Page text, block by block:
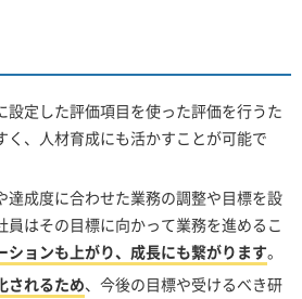
設定した評価項目を使った評価を行うた
く、人材育成にも活かすことが可能で
達成度に合わせた業務の調整や目標を設
員はその目標に向かって業務を進めるこ
ションも上がり、成長にも繋がります。
されるため、今後の目標や受けるべき研